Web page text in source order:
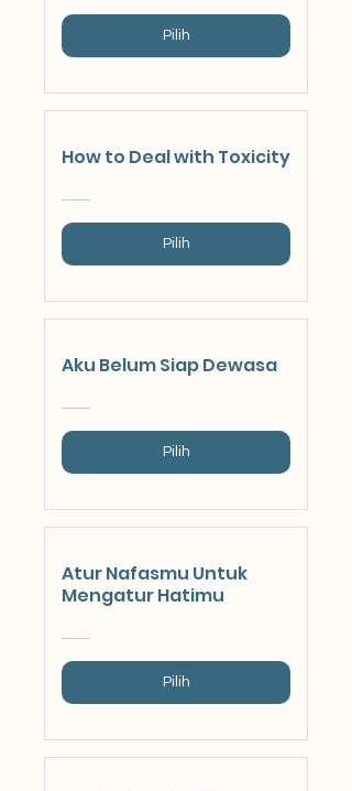
Pilih
How to Deal with Toxicity
Pilih
Aku Belum Siap Dewasa
Pilih
Atur Nafasmu Untuk
Mengatur Hatimu
Pilih